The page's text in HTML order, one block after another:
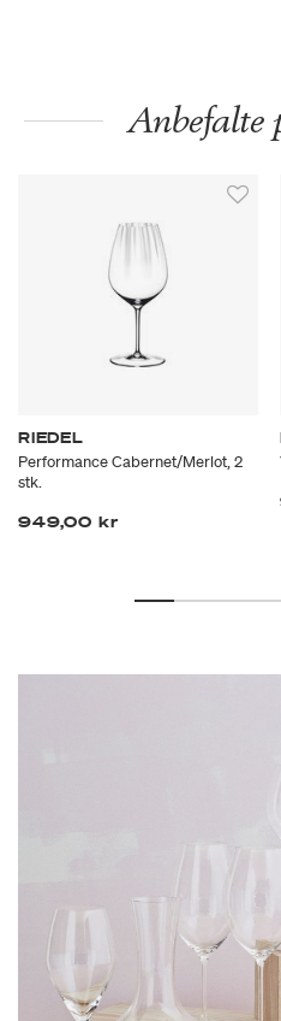
Anbefalte
RIEDEL
Performance Cabernet/Merlot, 2
stk.
949,00 kr